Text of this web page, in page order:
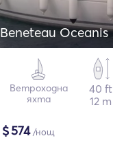
Beneteau Oceanis
Ветроходна
яхта
40 ft
12 m
$574/нощ